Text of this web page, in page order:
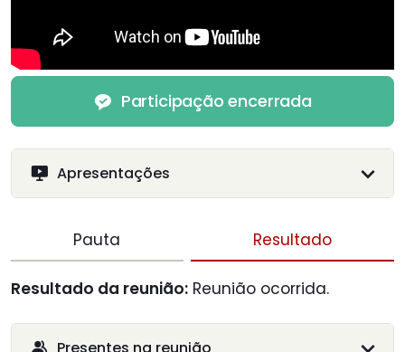
Participação encerrada
Apresentações
Pauta Resultado
Resultado da reunião: Reunião ocorrida.
Presentes na reunião